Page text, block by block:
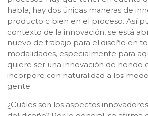
habla, hay dos únicas maneras de
producto o bien en el proceso. Así
contexto de la innovación, se está
nuevo de trabajo para el diseño en
modalidades, especialmente para
quiere ser una innovación de hondo
incorpore con naturalidad a los
gente.
¿Cuáles son los aspectos